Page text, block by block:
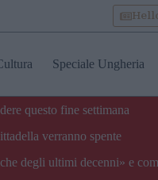
Speciale Ungheria
questo fine settimana
verranno spente
degli ultimi decenni» e